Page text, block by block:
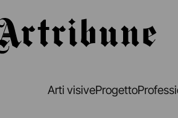
Arti visiveProgetto